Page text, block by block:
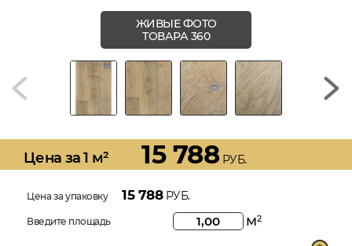
ЖИВЫЕ ФОТО
ТОВАРА 360
Цена за 1 м² 15 788РУБ.
Цена за упаковку 15 788РУБ.
Введите площадь м2